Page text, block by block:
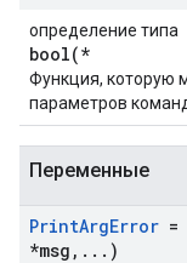
определение типа
bool(*
Функция, которую
параметров
Переменные
PrintArgError =
*msg , . . . )